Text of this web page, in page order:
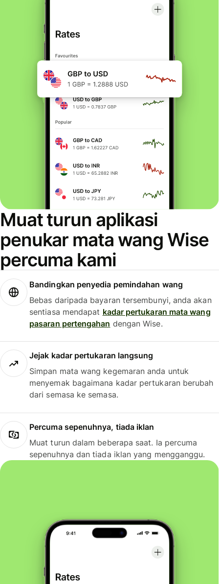
Muat turun aplikasi
penukar mata wang Wise
percuma kami
Bandingkan penyedia pemindahan wang
Bebas daripada bayaran tersembunyi, anda akan
sentiasa mendapat kadar pertukaran mata wang
pasaran pertengahan dengan Wise.
Jejak kadar pertukaran langsung
Simpan mata wang kegemaran anda untuk
menyemak bagaimana kadar pertukaran berubah
dari semasa ke semasa.
Percuma sepenuhnya, tiada iklan
Muat turun dalam beberapa saat. Ia percuma
sepenuhnya dan tiada iklan yang mengganggu.